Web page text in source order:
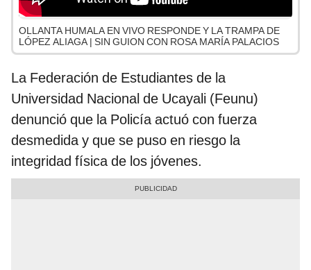
OLLANTA HUMALA EN VIVO RESPONDE Y LA TRAMPA DE
LÓPEZ ALIAGA | SIN GUION CON ROSA MARÍA PALACIOS
La Federación de Estudiantes de la
Universidad Nacional de Ucayali (Feunu)
denunció que la Policía actuó con fuerza
desmedida y que se puso en riesgo la
integridad física de los jóvenes.